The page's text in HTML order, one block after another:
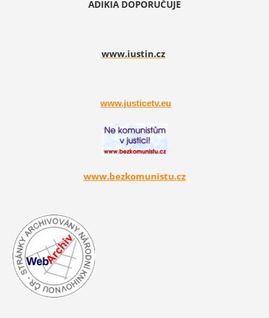
ADIKIA DOPORUČUJE
www.iustin.cz
www.justicetv.eu
www.bezkomunistu.cz